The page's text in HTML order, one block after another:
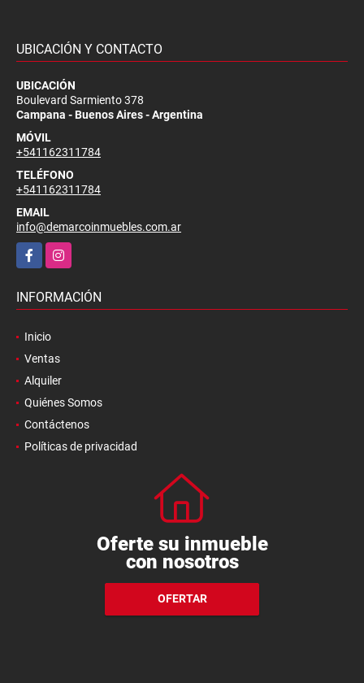
UBICACIÓN Y CONTACTO
UBICACIÓN
Boulevard Sarmiento 378
Campana - Buenos Aires - Argentina
MÓVIL
+541162311784
TELÉFONO
+541162311784
EMAIL
info@demarcoinmuebles.com.ar
FacebookInstagram
INFORMACIÓN
Inicio
Ventas
Alquiler
Quiénes Somos
Contáctenos
Políticas de privacidad
Oferte su inmueble
con nosotros
OFERTAR